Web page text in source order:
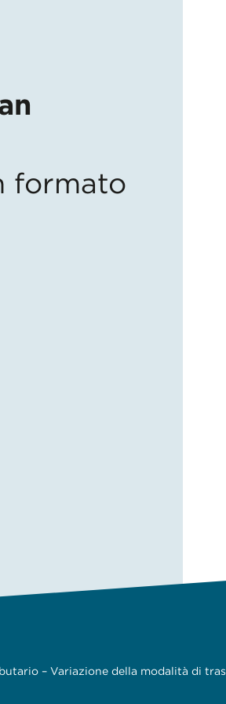
formato
– Variazione della modalità di